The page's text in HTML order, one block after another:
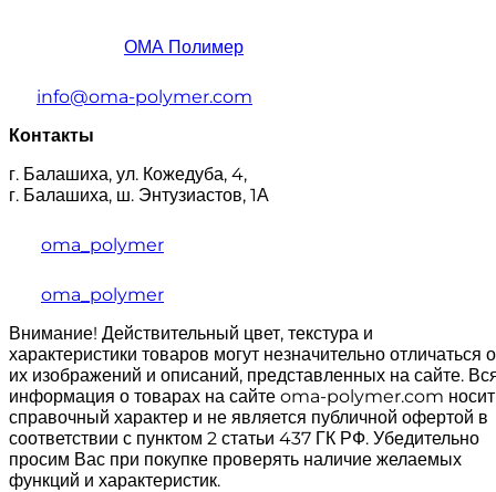
ОМА Полимер
info@oma-polymer.com
Контакты
г. Балашиха, ул. Кожедуба, 4,
г. Балашиха, ш. Энтузиастов, 1А
oma_polymer
oma_polymer
Внимание! Действительный цвет, текстура и
характеристики товаров могут незначительно отличаться
их изображений и описаний, представленных на сайте.
информация о товарах на сайте oma-polymer.com носит
справочный характер и не является публичной офертой в
соответствии с пунктом 2 статьи 437 ГК РФ. Убедительно
просим Вас при покупке проверять наличие желаемых
функций и характеристик.